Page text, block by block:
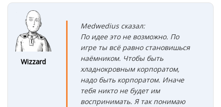
Wizzard
Medwedius сказал:
По идее это не возможно. По
игре ты всё равно становишься
наёмником. Чтобы быть
хладнокровным корпоратом,
надо быть корпоратом. Иначе
тебя никто не будет им
воспринимать. Я так понимаю